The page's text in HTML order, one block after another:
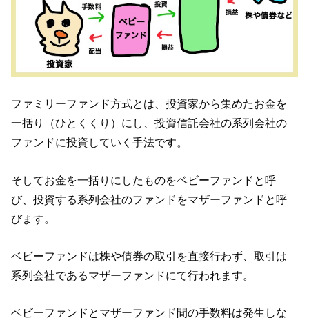
ファミリーファンド方式とは、投資家から集めたお金を
一括り（ひとくくり）にし、投資信託会社の系列会社の
ファンドに投資していく手法です。
そしてお金を一括りにしたものをベビーファンドと呼
び、投資する系列会社のファンドをマザーファンドと呼
びます。
ベビーファンドは株や債券の取引を直接行わず、取引は
系列会社であるマザーファンドにて行われます。
ベビーファンドとマザーファンド間の手数料は発生しな